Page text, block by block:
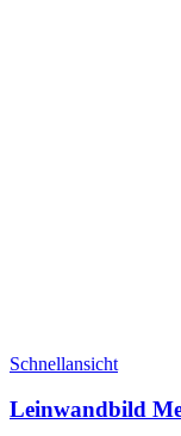
Schnellansicht
Leinwandbild